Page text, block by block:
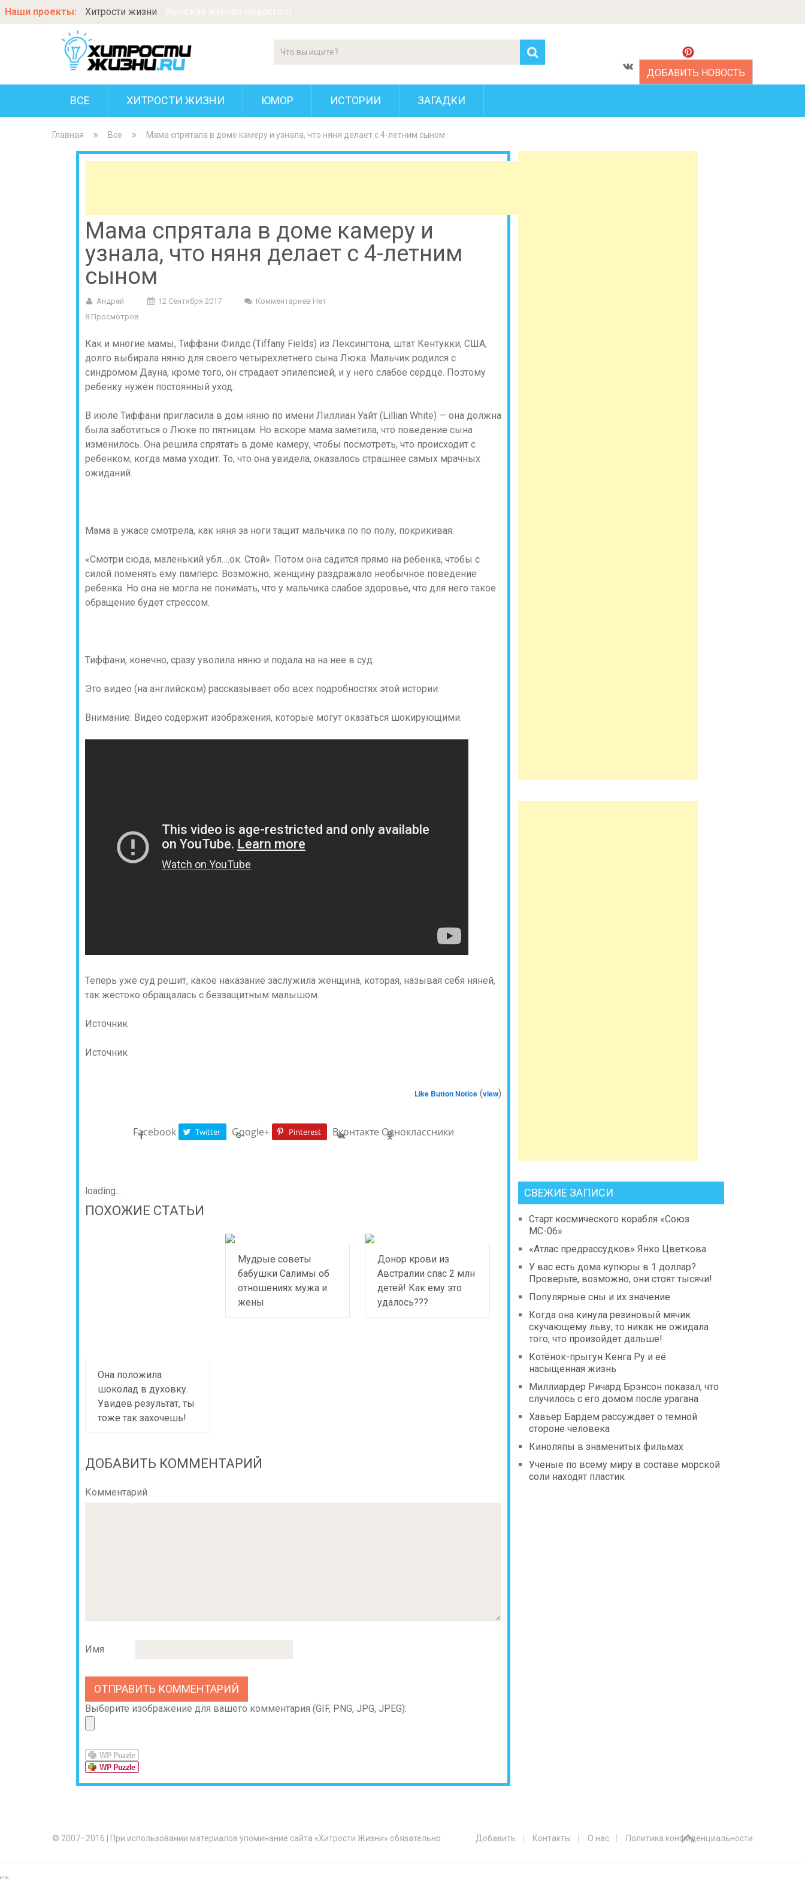
Наши проекты: Хитрости жизни
ДОБАВИТЬ НОВОСТЬ
ВСЕ ХИТРОСТИ ЖИЗНИ ЮМОР ИСТОРИИ ЗАГАДКИ
Главная Все Мама спрятала в доме камеру и узнала, что няня делает с 4-летним сыном
Мама спрятала в доме камеру и
узнала, что няня делает с 4-летним
сыном
Андрей 12 Сентября 2017
Комментариев Нет
8 Просмотров
Как и многие мамы, Тиффани Филдс (Tiffany Fields) из Лексингтона, штат Кентукки, США,
долго выбирала няню для своего четырехлетнего сына Люка. Мальчик родился с
синдромом Дауна, кроме того, он страдает эпилепсией, и у него слабое сердце. Поэтому
ребенку нужен постоянный уход.
В июле Тиффани пригласила в дом няню по имени Лиллиан Уайт (Lillian White) — она должна
была заботиться о Люке по пятницам. Но вскоре мама заметила, что поведение сына
изменилось. Она решила спрятать в доме камеру, чтобы посмотреть, что происходит с
ребенком, когда мама уходит. То, что она увидела, оказалось страшнее самых мрачных
ожиданий.
Мама в ужасе смотрела, как няня за ноги тащит мальчика по по полу, покрикивая:
«Смотри сюда, маленький убл….ок. Стой». Потом она садится прямо на ребенка, чтобы с
силой поменять ему памперс. Возможно, женщину раздражало необычное поведение
ребенка. Но она не могла не понимать, что у мальчика слабое здоровье, что для него такое
обращение будет стрессом.
Тиффани, конечно, сразу уволила няню и подала на на нее в суд.
Это видео (на английском) рассказывает обо всех подробностях этой истории:
Внимание: Видео содержит изображения, которые могут оказаться шокирующими.
Теперь уже суд решит, какое наказание заслужила женщина, которая, называя себя няней,
так жестоко обращалась с беззащитным малышом.
Источник
Источник
Like Button Notice (view)
Facebook Twitter Google+ Pinterest Вконтакте Одноклассники
loading...
ПОХОЖИЕ СТАТЬИ
Она положила
шоколад в духовку.
Увидев результат, ты
тоже так зaхочешь!
Мудрые советы
бабушки Салимы об
отношениях мужа и
жены
Донор крови из
Австралии спас 2 млн
детей! Как ему это
удалось???
ДОБАВИТЬ КОММЕНТАРИЙ
Комментарий
Имя
Выберите изображение для вашего комментария (GIF, PNG, JPG, JPEG):
СВЕЖИЕ ЗАПИСИ
Старт космического корабля «Союз
МС-06»
«Атлас предрассудков» Янко Цветкова
У вас есть дома купюры в 1 доллар?
Проверьте, возможно, они стоят тысячи!
Популярные сны и их значение
Когда она кинула резиновый мячик
скучающему льву, то никак не ожидала
того, что произойдет дальше!
Котёнок-прыгун Кенга Ру и её
насыщенная жизнь
Миллиардер Ричард Брэнсон показал, что
случилось с его домом после урагана
Хавьер Бардем рассуждает о темной
стороне человека
Киноляпы в знаменитых фильмах
Ученые по всему миру в составе морской
соли находят пластик
© 2007–2016 При использовании материалов упоминание сайта «Хитрости Жизни» обязательно Добавить Контакты О нас Политика конфиденциальности